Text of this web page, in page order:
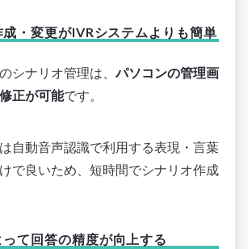
・変更がIVRシステムよりも簡単
シナリオ管理は、パソコンの管理画
正が可能です。
自動音声認識で利用する表現・言葉
で良いため、短時間でシナリオ作成
て回答の精度が向上する